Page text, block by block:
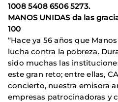
1008 5408 6506 5273.
MANOS UNIDAS da las
100
“Hace ya 56 años que
lucha contra la pobreza.
sido muchas las
este gran reto; entre ellas,
concierto, nuestra emisora
empresas patrocinadoras y